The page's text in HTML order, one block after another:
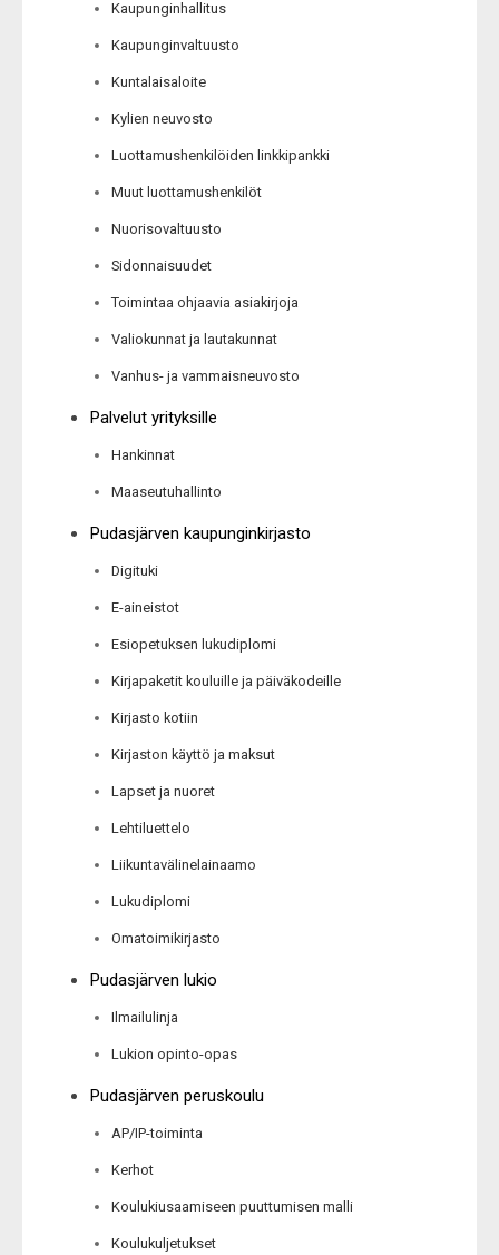
Kaupunginhallitus
Kaupunginvaltuusto
Kuntalaisaloite
Kylien neuvosto
Luottamushenkilöiden linkkipankki
Muut luottamushenkilöt
Nuorisovaltuusto
Sidonnaisuudet
Toimintaa ohjaavia asiakirjoja
Valiokunnat ja lautakunnat
Vanhus- ja vammaisneuvosto
Palvelut yrityksille
Hankinnat
Maaseutuhallinto
Pudasjärven kaupunginkirjasto
Digituki
E-aineistot
Esiopetuksen lukudiplomi
Kirjapaketit kouluille ja päiväkodeille
Kirjasto kotiin
Kirjaston käyttö ja maksut
Lapset ja nuoret
Lehtiluettelo
Liikuntavälinelainaamo
Lukudiplomi
Omatoimikirjasto
Pudasjärven lukio
Ilmailulinja
Lukion opinto-opas
Pudasjärven peruskoulu
AP/IP-toiminta
Kerhot
Koulukiusaamiseen puuttumisen malli
Koulukuljetukset